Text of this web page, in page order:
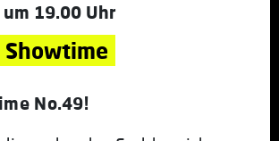
um 19.00 Uhr
No.49!